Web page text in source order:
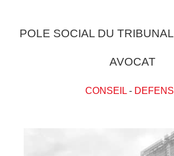
POLE SOCIAL DU
AVOCAT
CONSEIL-